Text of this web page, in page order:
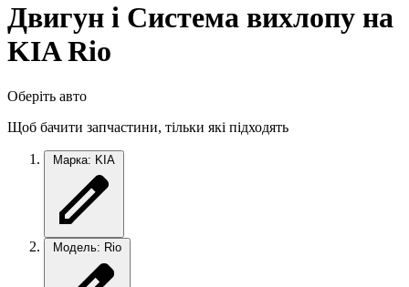
Двигун і Система вихлопу на
KIA Rio
Оберіть авто
Щоб бачити запчастини, тільки які підходять
Марка: KIA
Модель: Rio